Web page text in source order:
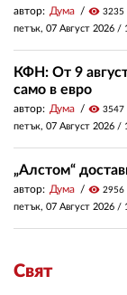
автор: Дума visibility 3235
петък, 07 Август 2026 /
КФН: От 9
само в евро
автор: Дума visibility 3547
петък, 07 Август 2026 /
„Алстом“
автор: Дума visibility 2956
петък, 07 Август 2026 /
Свят